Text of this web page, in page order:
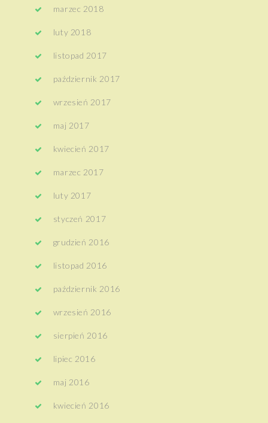
marzec 2018
luty 2018
listopad 2017
październik 2017
wrzesień 2017
maj 2017
kwiecień 2017
marzec 2017
luty 2017
styczeń 2017
grudzień 2016
listopad 2016
październik 2016
wrzesień 2016
sierpień 2016
lipiec 2016
maj 2016
kwiecień 2016